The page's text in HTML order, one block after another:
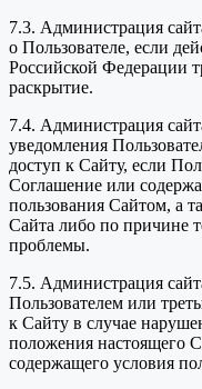
7.3. Администрация
о Пользователе, если
Российской Федерации
раскрытие.
7.4. Администрация
уведомления
доступ к Сайту, если
Соглашение или
пользования Сайтом, а
Сайта либо по причине
проблемы.
7.5. Администрация
Пользователем или
к Сайту в случае
положения настоящего
содержащего условия